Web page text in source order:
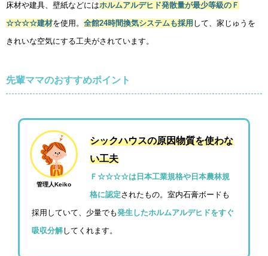
床材や建具、壁紙などにはホルムアルデヒド発散量が最少等級のＦ
☆☆☆☆建材を使用。 全館24時間換気システムも採用 して、家じゅうを
きれいな空気にする工夫がされています。
先輩ママのおすすめポイント
管理人Keiko
シックハウスの原因物質を使わな
い工夫
Ｆ☆☆☆☆は日本工業規格や日本農林規
格に認定されたもの。室内石膏ボードも
採用していて、少量でも発生したホルムアルデヒドをすぐ
吸収分解してくれます。